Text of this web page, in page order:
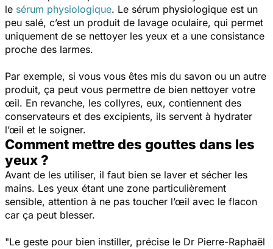
le sérum physiologique. Le sérum physiologique est un
peu salé, c’est un produit de lavage oculaire, qui permet
uniquement de se nettoyer les yeux et a une consistance
proche des larmes.
Par exemple, si vous vous êtes mis du savon ou un autre
produit, ça peut vous permettre de bien nettoyer votre
œil. En revanche, les collyres, eux, contiennent des
conservateurs et des excipients, ils servent à hydrater
l’œil et le soigner.
Comment mettre des gouttes dans les
yeux ?
Avant de les utiliser, il faut bien se laver et sécher les
mains. Les yeux étant une zone particulièrement
sensible, attention à ne pas toucher l’œil avec le flacon
car ça peut blesser.
"Le geste pour bien instiller, précise le Dr Pierre-Raphaël